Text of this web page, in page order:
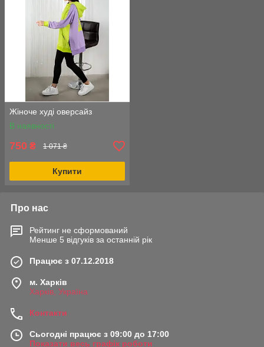
Жіноче худі оверсайз
В наявності
750 ₴ 1 071 ₴
Купити
Про нас
Рейтинг не сформований
Менше 5 відгуків за останній рік
Працює з 07.12.2018
м. Харків
Харків, Україна
Контакти
Сьогодні працює з 09:00 до 17:00
Показати весь графік роботи